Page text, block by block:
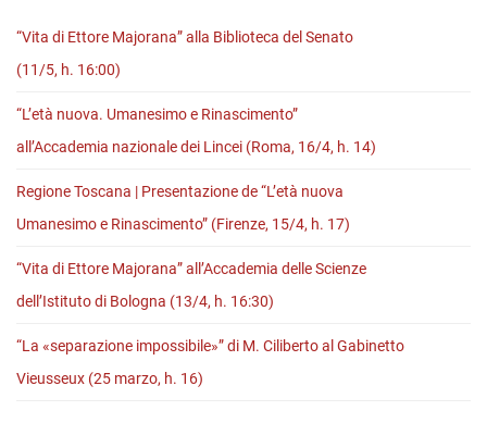
“Vita di Ettore Majorana” alla Biblioteca del Senato
(11/5, h. 16:00)
“L’età nuova. Umanesimo e Rinascimento”
all’Accademia nazionale dei Lincei (Roma, 16/4, h. 14)
Regione Toscana | Presentazione de “L’età nuova
Umanesimo e Rinascimento” (Firenze, 15/4, h. 17)
“Vita di Ettore Majorana” all’Accademia delle Scienze
dell’Istituto di Bologna (13/4, h. 16:30)
“La «separazione impossibile»” di M. Ciliberto al Gabinetto
Vieusseux (25 marzo, h. 16)